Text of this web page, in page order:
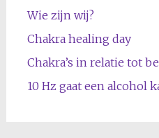
Wie zijn wij?
Chakra healing day
Chakra’s in relatie tot
10 Hz gaat een alcohol